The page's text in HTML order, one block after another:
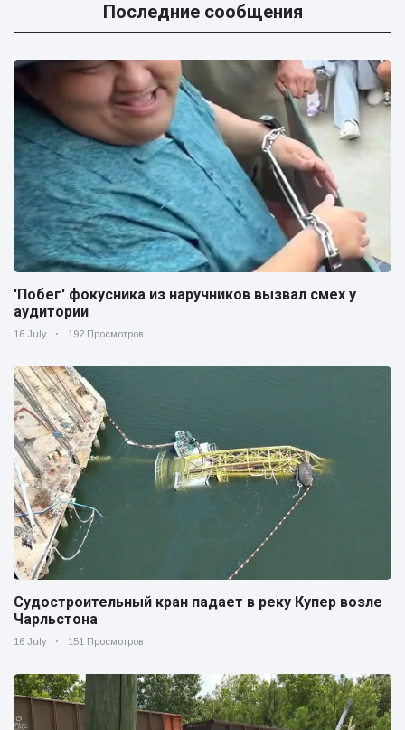
Последние сообщения
'Побег' фокусника из наручников вызвал смех у
аудитории
16 July 192 Просмотров
Судостроительный кран падает в реку Купер возле
Чарльстона
16 July 151 Просмотров